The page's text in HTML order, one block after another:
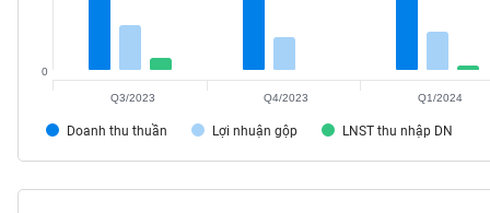
Doanh thu thuần Lợi nhuận gộp LNST thu nhập DN
0
Q3/2023 Q4/2023 Q1/2024
NGHIỆP